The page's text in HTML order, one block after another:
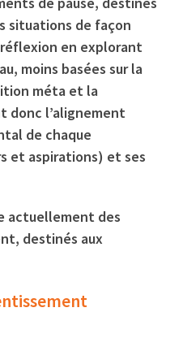
situations de façon
en explorant
moins basées sur la
méta et la
donc l’alignement
de chaque
et aspirations) et ses
actuellement des
destinés aux